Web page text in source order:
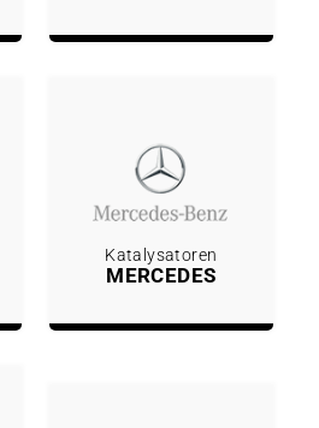
Katalysatoren
MERCEDES